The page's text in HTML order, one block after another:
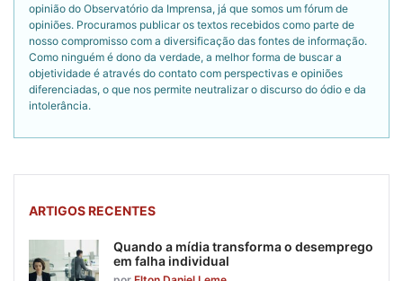
opinião do Observatório da Imprensa, já que somos um fórum de
opiniões. Procuramos publicar os textos recebidos como parte de
nosso compromisso com a diversificação das fontes de informação.
Como ninguém é dono da verdade, a melhor forma de buscar a
objetividade é através do contato com perspectivas e opiniões
diferenciadas, o que nos permite neutralizar o discurso do ódio e da
intolerância.
ARTIGOS RECENTES
Quando a mídia transforma o desemprego
em falha individual